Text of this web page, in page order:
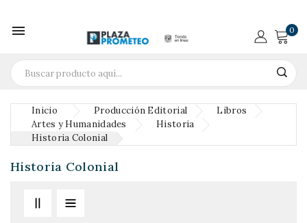
 0
Inicio Producción Editorial
Libros
Artes y Humanidades
Historia
Historia Colonial
Historia Colonial